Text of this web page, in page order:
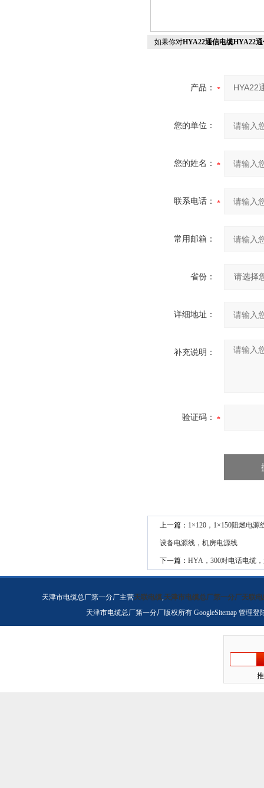
如果你对HYA22通信电缆HYA22
产品：
您的单位：
您的姓名：
联系电话：
常用邮箱：
省份：
详细地址：
补充说明：
验证码：
上一篇： 1×120，1×150阻燃电
设备电源线，机房电源线
下一篇： HYA，300对电话电缆
天津市电缆总厂第一分厂主营天联电缆,天津市电缆总厂第一分厂天联电
天津市电缆总厂第一分厂版权所有 GoogleSitemap 管理登